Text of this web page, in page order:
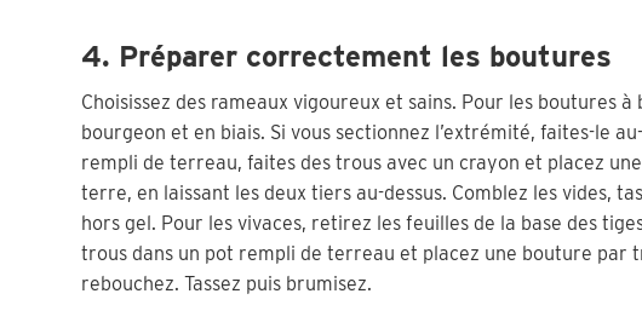
4. Préparer correctement les boutures
Choisissez des rameaux vigoureux et sains. Pour les boutures à
bourgeon et en biais. Si vous sectionnez l’extrémité, faites-le
rempli de terreau, faites des trous avec un crayon et placez
terre, en laissant les deux tiers au-dessus. Comblez les vides,
hors gel. Pour les vivaces, retirez les feuilles de la base des
trous dans un pot rempli de terreau et placez une bouture par
rebouchez. Tassez puis brumisez.